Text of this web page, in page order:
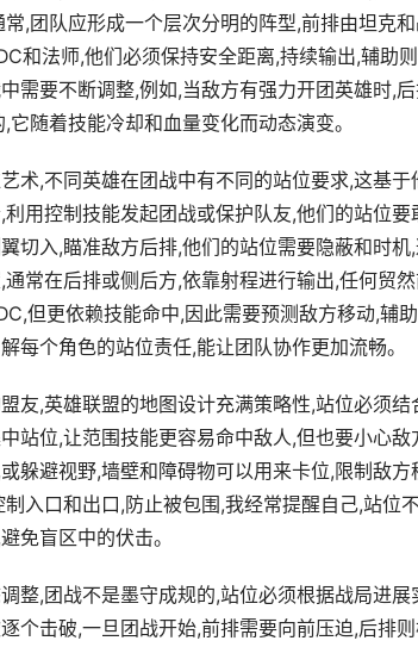
,团队应形成一个层次分明的阵型,前排由坦克
和法师,他们必须保持安全距离,持续输出,辅助
需要不断调整,例如,当敌方有强力开团英雄时,
随着技能冷却和血量变化而动态演变。
术,不同英雄在团战中有不同的站位要求,这基
用控制技能发起团战或保护队友,他们的站位
切入,瞄准敌方后排,他们的站位需要隐蔽和时
常在后排或侧后方,依靠射程进行输出,任何贸
但更依赖技能命中,因此需要预测敌方移动,辅
每个角色的站位责任,能让团队协作更加流畅。
友,英雄联盟的地图设计充满策略性,站位必须
站位,让范围技能更容易命中敌人,但也要小心
躲避视野,墙壁和障碍物可以用来卡位,限制敌
入口和出口,防止被包围,我经常提醒自己,站位
免盲区中的伏击。
整,团战不是墨守成规的,站位必须根据战局进
个击破,一旦团战开始,前排需要向前压迫,后排